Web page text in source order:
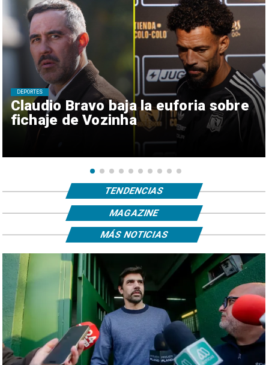
Claudio Bravo baja la euforia sobre
fichaje de Vozinha
DEPORTES
TENDENCIAS
MAGAZINE
MÁS NOTICIAS